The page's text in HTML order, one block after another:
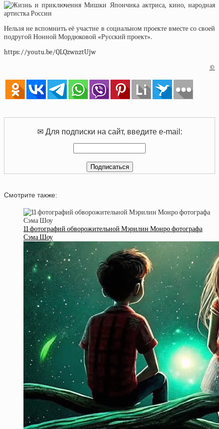
Нельзя не вспомнить её участие в социальном проекте вместе со своей
подругой Нонной Мордюковой «Русский проект».
https://youtu.be/QLQzwnztUjw
©
✉ Для подписки на сайт, введите e-mail:
Смотрите также:
11 фотографий обворожительной Мэрилин Монро фотографа
Сэма Шоу